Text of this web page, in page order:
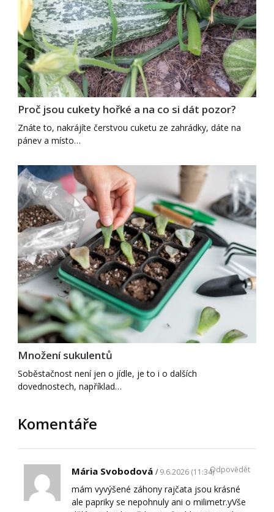
Proč jsou cukety hořké a na co si dát pozor?
Znáte to, nakrájíte čerstvou cuketu ze zahrádky, dáte na
pánev a místo…
Množení sukulentů
Soběstačnost není jen o jídle, je to i o dalších
dovednostech, například…
Komentáře
Mária Svobodová 9.6.2026 (11:34)
mám vyvýšené záhony rajčata jsou krásné
ale papriky se nepohnuly ani o milimetr.yVše
Odpovědět